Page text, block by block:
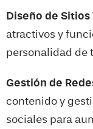
Diseño de Sitios
atractivos y
personalidad de
Gestión de
contenido y
sociales para